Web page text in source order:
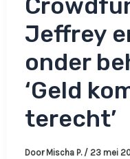
Jeffrey
onder
‘Geld
terecht’
Door Mischa P. / 23 mei